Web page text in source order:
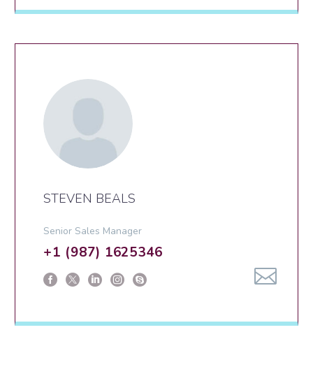
STEVEN BEALS
Senior Sales Manager
+1 (987) 1625346